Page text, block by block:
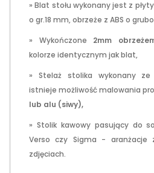
» Blat stołu wykonany jest z
o gr.18 mm, obrzeże z ABS o
» Wykończone 2mm
kolorze identycznym jak blat,
» Stelaż stolika wykonany
istnieje możliwość malowania
lub alu (siwy),
» Stolik kawowy pasujący do
Verso czy Sigma - aranżacje
zdjęciach.